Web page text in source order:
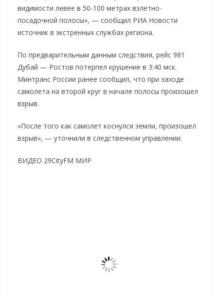
видимости левее в 50-100 метрах взлетно-
посадочной полосы», — сообщил РИА Новости
источник в экстренных службах региона.
По предварительным данным следствия, рейс 981
Дубай — Ростов потерпел крушение в 3:40 мск.
Минтранс России ранее сообщил, что при заходе
самолета на второй круг в начале полосы произошел
взрыв.
«После того как самолет коснулся земли, произошел
взрыв», — уточнили в следственном управлении.
ВИДЕО 29CityFM МИР